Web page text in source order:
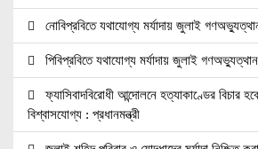
নোবিপ্রবিতে যথাযোগ্য মর্যাদায় জুলাই
পিবিপ্রবিতে যথাযোগ্য মর্যাদায় জুলাই
ফ্যাসিবাদবিরোধী আন্দোলনে হত্যাকাণ্ডের বিচার
বিশ্বাসযোগ্য : প্রধানমন্ত্রী